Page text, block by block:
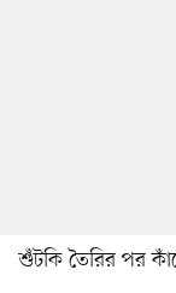
শুঁটকি তৈরির পর